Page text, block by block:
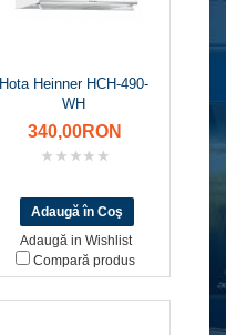
Hota Heinner HCH-490-
WH
340,00RON
Adaugă in Wishlist
Compară produs